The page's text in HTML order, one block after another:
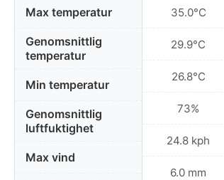
Max temperatur
Genomsnittlig
temperatur
Min temperatur
Genomsnittlig
luftfuktighet
Max vind
35.0°C
29.9°C
26.8°C
73%
24.8 kph
6.0 mm